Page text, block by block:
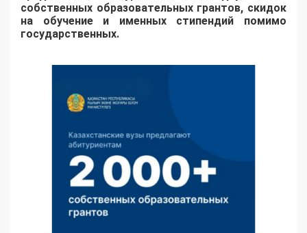
собственных образовательных грантов, скидок
на обучение и именных стипендий помимо
государственных.